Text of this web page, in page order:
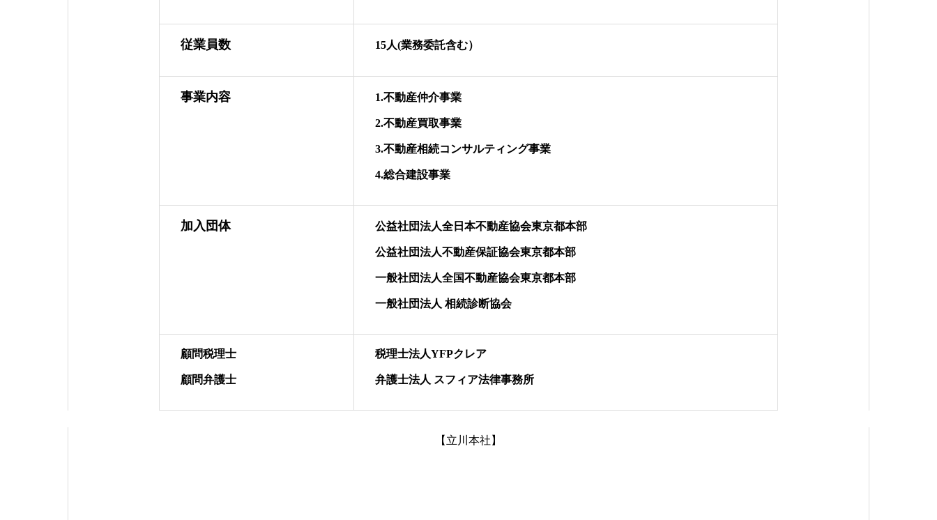
従業員数 15人(業務委託含む）
事業内容 1.不動産仲介事業
2.不動産買取事業
3.不動産相続コンサルティング事業
4.総合建設事業
加入団体 公益社団法人全日本不動産協会東京都本部
公益社団法人不動産保証協会東京都本部
一般社団法人全国不動産協会東京都本部
一般社団法人 相続診断協会
顧問税理士
顧問弁護士
税理士法人YFPクレア
弁護士法人 スフィア法律事務所
【立川本社】